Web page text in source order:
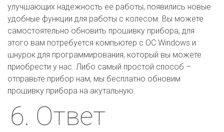
улучшающих надежность ее работы, появились новые
удобные функции для работы с колесом. Вы можете
самостоятельно обновить прошивку прибора, для
этого вам потребуется компьютер с ОС Windows и
шнурок для программирования, который вы можете
приобрести у нас. Либо самый простой способ –
отправьте прибор нам, мы бесплатно обновим
прошивку прибора на акутальную.
6. Ответ